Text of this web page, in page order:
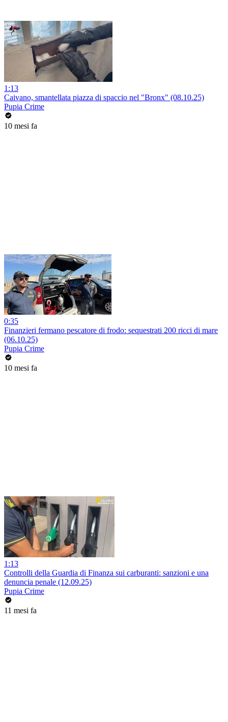
1:13
Caivano, smantellata piazza di spaccio nel "Bronx" (08.10.25)
Pupia Crime
10 mesi fa
0:35
Finanzieri fermano pescatore di frodo: sequestrati 200 ricci di mare
(06.10.25)
Pupia Crime
10 mesi fa
1:13
Controlli della Guardia di Finanza sui carburanti: sanzioni e una
denuncia penale (12.09.25)
Pupia Crime
11 mesi fa